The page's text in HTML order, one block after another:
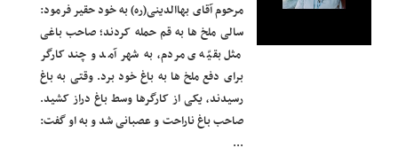
مرحوم آقای بهاالدینی(ره) به خود حقیر فرمود:
سالی ملخ ها به قم حمله کردند؛ صاحب باغی
مثل بقیّه ی مردم، به شهر آمد و چند کارگر
برای دفع ملخ ها به باغ خود برد. وقتی به باغ
رسیدند، یکی از کارگرها وسط باغ دراز کشید.
صاحب باغ ناراحت و عصبانی شد و به او گفت: